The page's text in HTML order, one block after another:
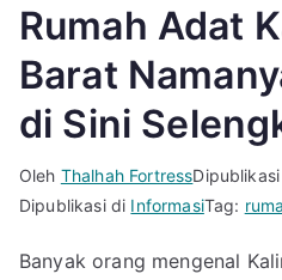
Rumah Adat
Barat
di Sini
Oleh Thalhah Fortress
Dipublikasi di InformasiTag:
Banyak orang mengenal